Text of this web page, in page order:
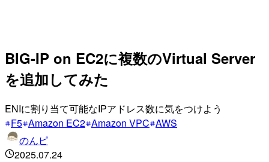
BIG-IP on EC2に複数のVirtual Server
を追加してみた
ENIに割り当て可能なIPアドレス数に気をつけよう
F5 Amazon EC2 Amazon VPC AWS
のんピ
2025.07.24